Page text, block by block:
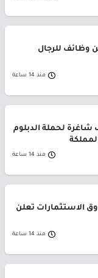
وظائف للرجال
منذ 14 ساعة
لحملة الدبلوم
منذ 14 ساعة
الاستثمارات تعلن
منذ 14 ساعة